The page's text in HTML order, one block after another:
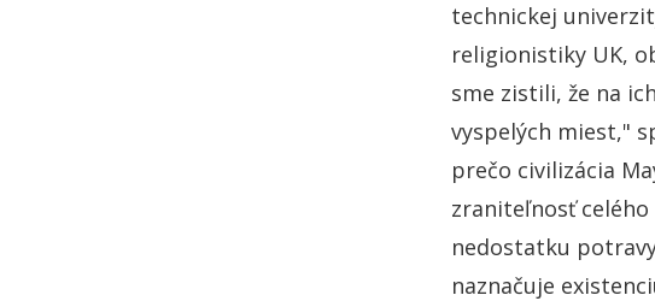
technickej
religionistiky UK,
sme zistili, že na
vyspelých miest,"
prečo civilizácia
zraniteľnosť celého
nedostatku
naznačuje